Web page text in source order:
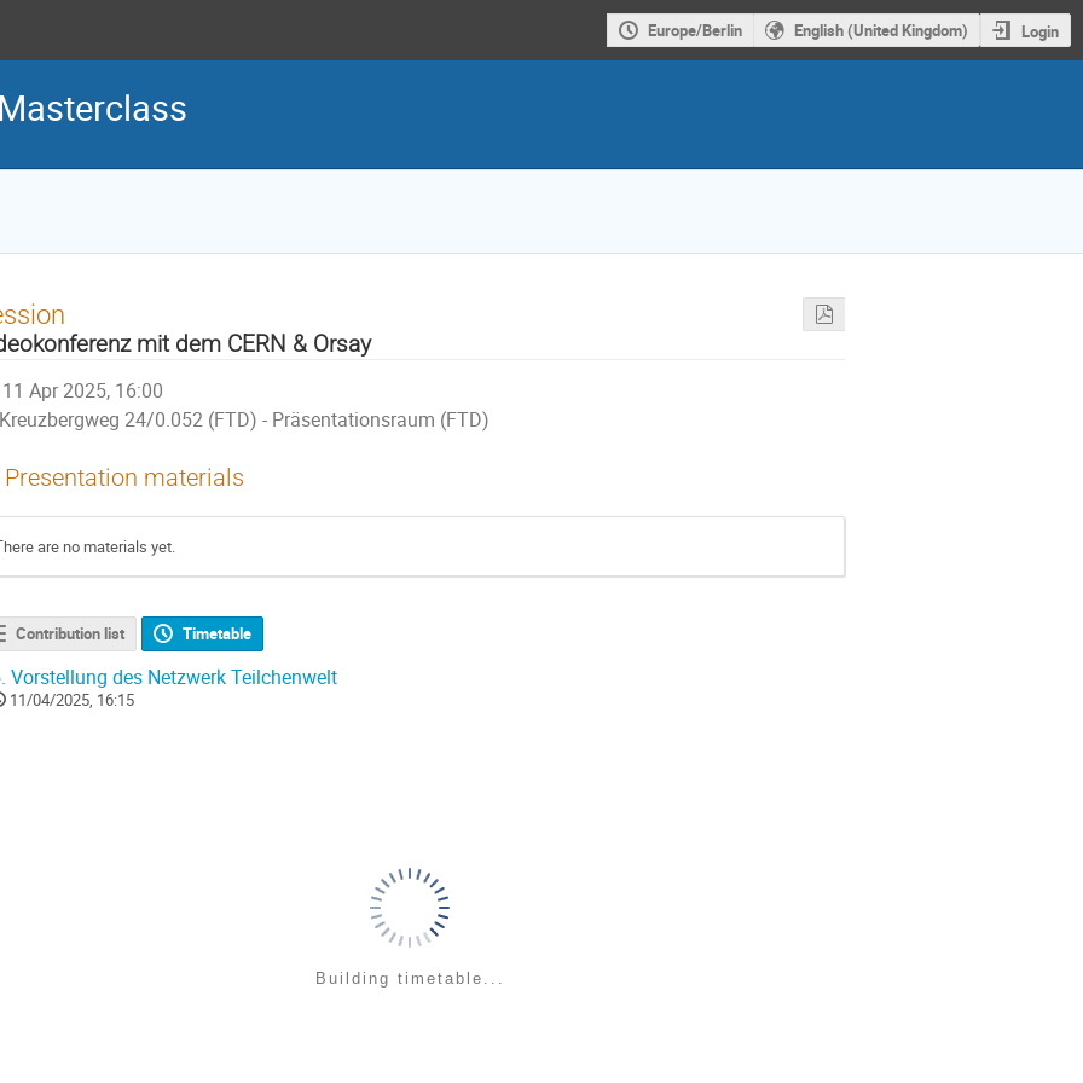
Europe/Berlin English (United Kingdom) Login
mit dem CERN & Orsay
11 Apr 2025, 16:00
Kreuzbergweg 24/0.052 (FTD) - Präsentationsraum (FTD)
Presentation materials
are no materials yet.
Contribution list Timetable
Vorstellung des Netzwerk Teilchenwelt
11/04/2025, 16:15
Building timetable...